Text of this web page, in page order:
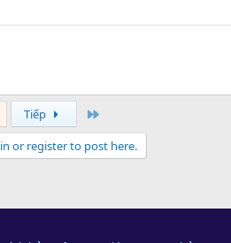
Tiếp
or register to post here.